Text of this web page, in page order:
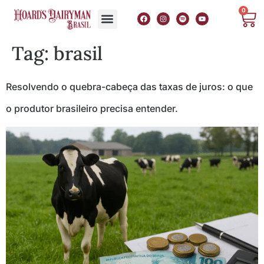
0
Tag: brasil
Resolvendo o quebra-cabeça das taxas de juros: o que
o produtor brasileiro precisa entender.